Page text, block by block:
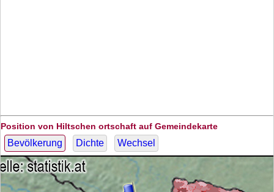
Position von Hiltschen ortschaft auf Gemeindekarte
Bevölkerung Dichte Wechsel